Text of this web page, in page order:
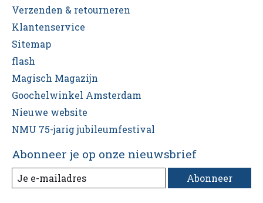
Verzenden & retourneren
Klantenservice
Sitemap
flash
Magisch Magazijn
Goochelwinkel Amsterdam
Nieuwe website
NMU 75-jarig jubileumfestival
Abonneer je op onze nieuwsbrief
Abonneer